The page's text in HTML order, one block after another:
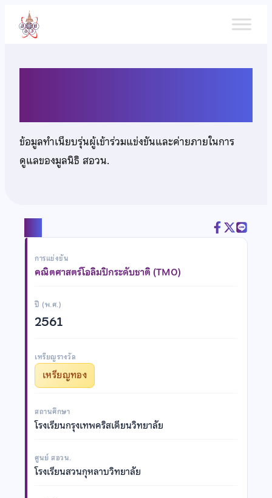
เนื้อหา
ข้อมูลทำเนียบรุ่นผู้เข้าร่วมแข่งขันและค่ายภายในการ
ดูแลของมูลนิธิ สอวน.
การแข่งขัน
คณิตศาสตร์โอลิมปิกระดับชาติ (TMO)
ปี (พ.ศ.)
2561
เหรียญรางวัล
เหรียญทอง
สถานศึกษา
โรงเรียนกรุงเทพคริสเตียนวิทยาลัย
ศูนย์ สอวน.
โรงเรียนสวนกุหลาบวิทยาลัย